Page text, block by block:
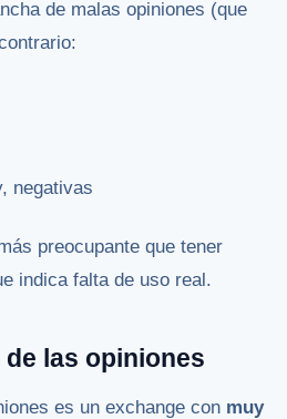
de malas opiniones (que
negativas
preocupante que tener
indica falta de uso real.
las opiniones
es un exchange con muy